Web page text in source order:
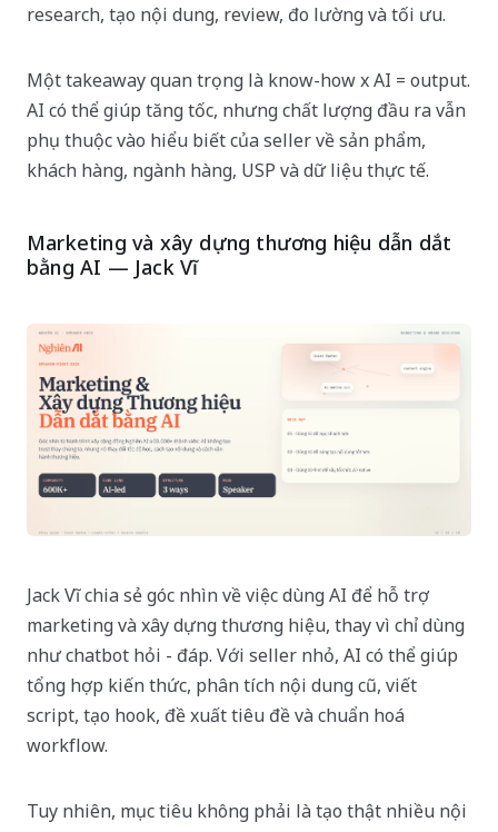
research, tạo nội dung, review, đo lường và tối ưu.
Một takeaway quan trọng là know-how x AI = output.
AI có thể giúp tăng tốc, nhưng chất lượng đầu ra vẫn
phụ thuộc vào hiểu biết của seller về sản phẩm,
khách hàng, ngành hàng, USP và dữ liệu thực tế.
Marketing và xây dựng thương hiệu dẫn dắt
bằng AI — Jack Vĩ
Jack Vĩ chia sẻ góc nhìn về việc dùng AI để hỗ trợ
marketing và xây dựng thương hiệu, thay vì chỉ dùng
như chatbot hỏi - đáp. Với seller nhỏ, AI có thể giúp
tổng hợp kiến thức, phân tích nội dung cũ, viết
script, tạo hook, đề xuất tiêu đề và chuẩn hoá
workflow.
Tuy nhiên, mục tiêu không phải là tạo thật nhiều nội